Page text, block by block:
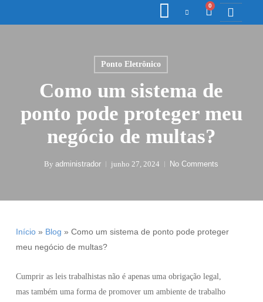
0
Ponto Eletrônico
Como um sistema de
ponto pode proteger meu
negócio de multas?
By administrador junho 27, 2024 No Comments
Início» Blog » Como um sistema de ponto pode proteger
meu negócio de multas?
Cumprir as leis trabalhistas não é apenas uma obrigação legal,
mas também uma forma de promover um ambiente de trabalho